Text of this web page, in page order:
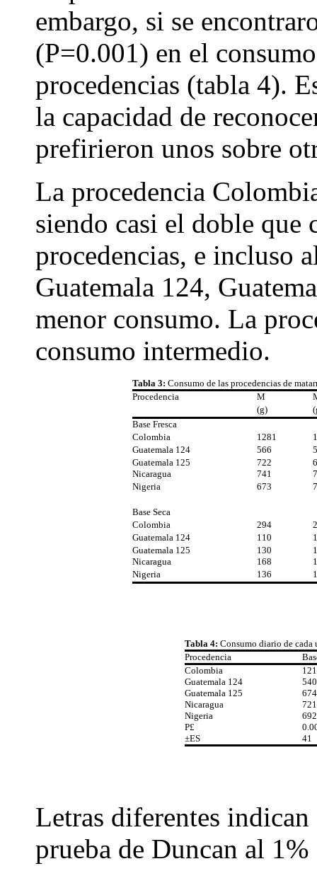
embargo, si se
(P=0.001) en el
procedencias (tabla 4).
la capacidad de
prefirieron unos sobre
La procedencia
siendo casi el doble que
procedencias, e incluso
Guatemala 124,
menor consumo. La
consumo intermedio.
Tabla 3: Consumo de las procedencias de
Procedencia
M
(g)
Base Fresca
Colombia
1281
Guatemala 124
566
Guatemala 125
722
Nicaragua
741
Nigeria
673
Base Seca
Colombia
294
Guatemala 124
110
Guatemala 125
130
Nicaragua
168
Nigeria
136
Tabla 4: Consumo diario de cada
Procedencia
Colombia
Guatemala 124
Guatemala 125
Nicaragua
Nigeria
P£
±ES
41
Letras diferentes
prueba de Duncan al 1%